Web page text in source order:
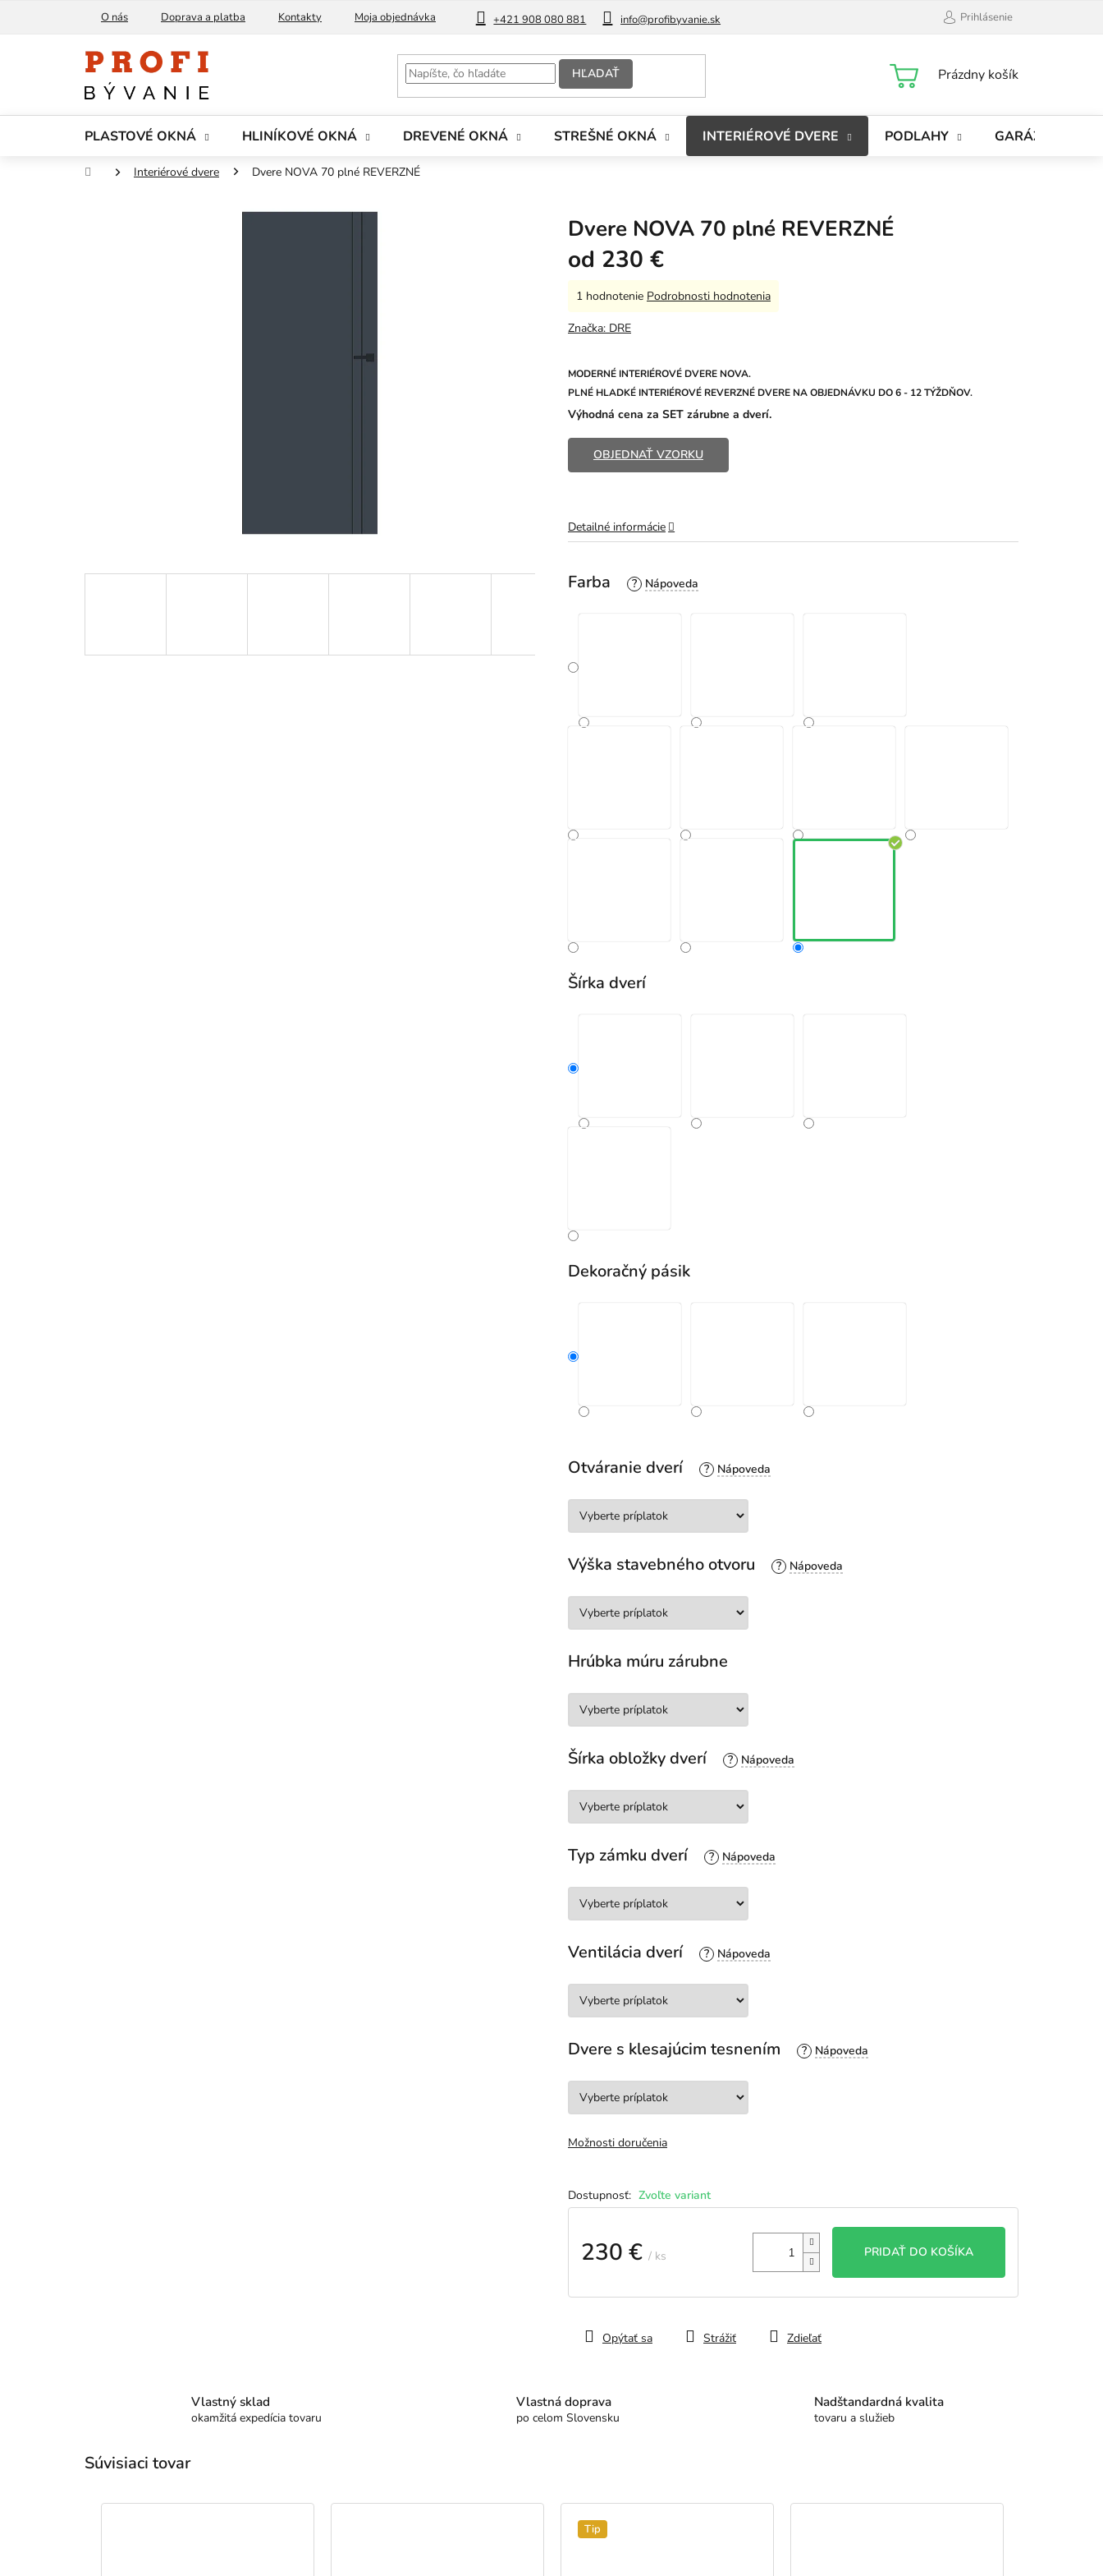
+421 908 080 881 info@profibyvanie.sk
O nás Doprava a platba Kontakty Moja objednávka Blog Prihlásenie
HĽADAŤ
NÁKUPNÝ
Prázdny košík
PLASTOVÉ OKNÁ HLINÍKOVÉ OKNÁ DREVENÉ OKNÁ STREŠNÉ OKNÁ INTERIÉROVÉ DVERE PODLAHY GARÁŽOVÉ
DomovInteriérové dvere Dvere NOVA 70 plné REVERZNÉ
Dvere NOVA 70 plné REVERZNÉ
od 230 €
Zvoľte variant
Farba ?
Šírka dverí
Dekoračný pásik
Otváranie dverí ?
Výška stavebného otvoru ?
Hrúbka múru zárubne
Šírka obložky dverí ?
Typ zámku dverí ?
Ventilácia dverí ?
Dvere s klesajúcim tesnením ?
Možnosti doručenia
230 € / ks
cena:
PRIDAŤ DO KOŠÍKA
MODERNÉ INTERIÉROVÉ DVERE NOVA.
PLNÉ HLADKÉ INTERIÉROVÉ REVERZNÉ DVERE NA OBJEDNÁVKU DO 6 - 12 TÝŽDŇOV.
Výhodná cena za SET zárubne a dverí.
OBJEDNAŤ VZORKU
Detailné informácie
Opýtať sa Strážiť Zdieľať
Priemerné
produktu
z
5
1 hodnotenie Podrobnosti hodnotenia
Značka: DRE
Vlastný sklad
okamžitá expedícia tovaru
Vlastná doprava
po celom Slovensku
Nadštandardná kvalita
tovaru a služieb
Súvisiaci tovar
Tip